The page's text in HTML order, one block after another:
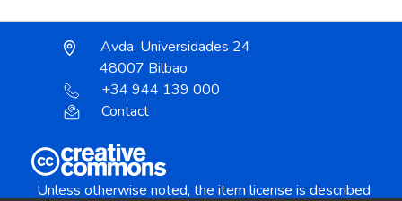
Avda. Universidades 24
48007 Bilbao
+34 944 139 000
Contact
Unless otherwise noted, the item license is described